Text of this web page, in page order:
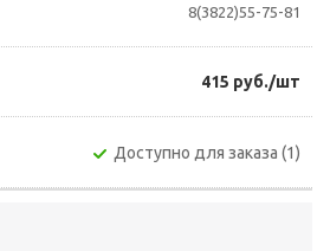
8(3822)55-75-81
415 руб./шт
Доступно для заказа (1)